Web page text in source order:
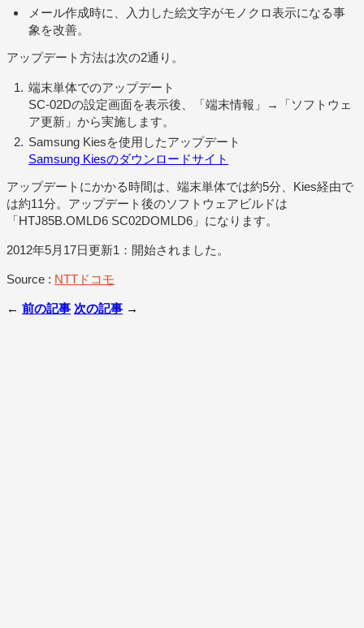
メール作成時に、入力した絵文字がモノクロ表示になる事
象を改善。
アップデート方法は次の2通り。
端末単体でのアップデート
SC-02Dの設定画面を表示後、「端末情報」→「ソフトウェ
ア更新」から実施します。
Samsung Kiesを使用したアップデート
Samsung Kiesのダウンロードサイト
アップデートにかかる時間は、端末単体では約5分、Kies経由で
は約11分。アップデート後のソフトウェアビルドは
「HTJ85B.OMLD6 SC02DOMLD6」になります。
2012年5月17日更新1：開始されました。
Source : NTTドコモ
← 前の記事 次の記事 →